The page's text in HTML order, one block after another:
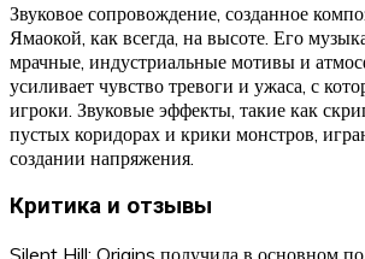
Звуковое сопровождение, созданное
Ямаокой, как всегда, на высоте. Его
мрачные, индустриальные мотивы и
усиливает чувство тревоги и ужаса, с
игроки. Звуковые эффекты, такие как
пустых коридорах и крики монстров,
создании напряжения.
Критика и отзывы
Silent Hill: Origins получила в основном